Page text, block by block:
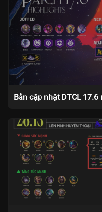
Bản cập nhật DTCL